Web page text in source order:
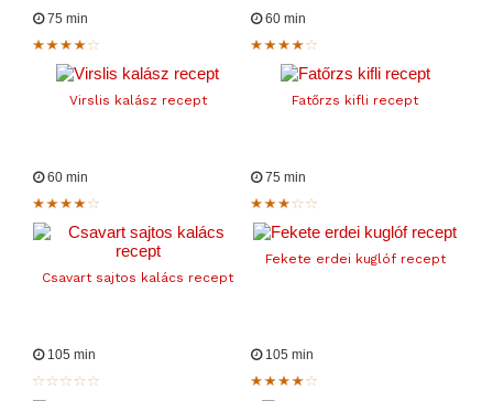
75 min
Virslis kalász recept
60 min
Fatőrzs kifli recept
60 min
Csavart sajtos kalács recept
75 min
Fekete erdei kuglóf recept
105 min 105 min